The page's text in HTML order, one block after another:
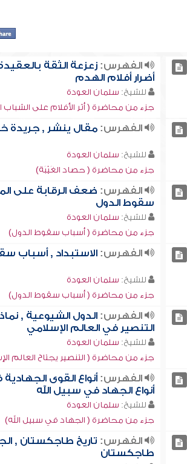
الفهرس: زعزعة الثقة
أضرار أفلام الهدم
للشيخ: سلمان العودة
جزء من محاضرة ( أثر الأفلام على الشباب
الفهرس: مقال ينشر , جريدة
للشيخ: سلمان العودة
جزء من محاضرة ( حصاد الغَيْبَة)
الفهرس: ضعف الرقابة على
سقوط الدول
للشيخ: سلمان العودة
جزء من محاضرة ( أسباب سقوط الدول)
الفهرس: الاستبداد , أسباب
للشيخ: سلمان العودة
جزء من محاضرة ( أسباب سقوط الدول)
الفهرس: الدول الشيوعية ,
التنصير في العالم الإسلامي
للشيخ: سلمان العودة
جزء من محاضرة ( التنصير يجتاح العالم
الفهرس: أنواع القوى
أنواع الجهاد في سبيل الله
للشيخ: سلمان العودة
جزء من محاضرة ( الجهاد في سبيل الله)
الفهرس: تاريخ طاجكستان ,
طاجكستان